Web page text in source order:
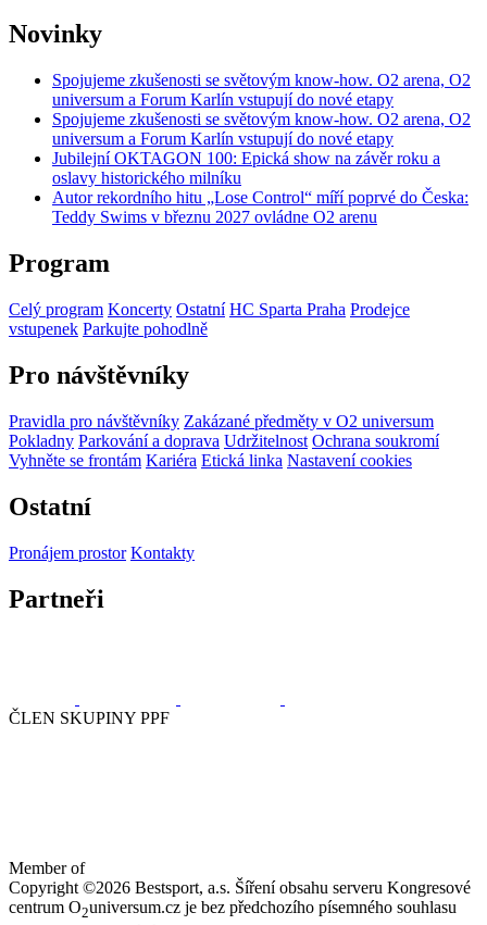
Novinky
Spojujeme zkušenosti se světovým know-how. O2 arena, O2
universum a Forum Karlín vstupují do nové etapy
Spojujeme zkušenosti se světovým know-how. O2 arena, O2
universum a Forum Karlín vstupují do nové etapy
Jubilejní OKTAGON 100: Epická show na závěr roku a
oslavy historického milníku
Autor rekordního hitu „Lose Control“ míří poprvé do Česka:
Teddy Swims v březnu 2027 ovládne O2 arenu
Program
Celý program Koncerty Ostatní HC Sparta Praha Prodejce
vstupenek Parkujte pohodlně
Pro návštěvníky
Pravidla pro návštěvníky Zakázané předměty v O2 universum
Pokladny Parkování a doprava Udržitelnost Ochrana soukromí
Vyhněte se frontám Kariéra Etická linka Nastavení cookies
Ostatní
Pronájem prostor Kontakty
Partneři
ČLEN SKUPINY PPF
Member of
Copyright ©2026 Bestsport, a.s. Šíření obsahu serveru Kongresové
centrum O2universum.cz je bez předchozího písemného souhlasu